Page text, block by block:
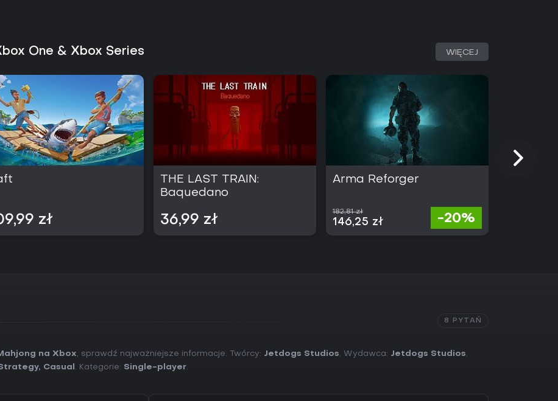
One & Xbox Series WIĘCEJ
zł
THE LAST TRAIN:
Baquedano
36,99 zł
Arma Reforger
182,81 zł
146,25 zł -20%
8 PYTAŃ
na Xbox, sprawdź najważniejsze informacje. Twórcy: Jetdogs Studios. Wydawca: Jetdogs Studios.
, Casual . Kategorie: Single-player.